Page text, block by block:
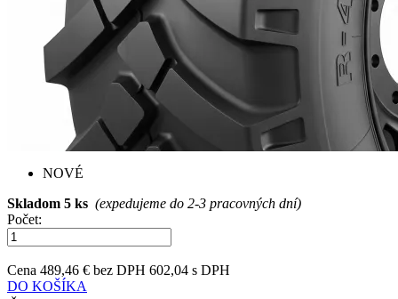
NOVÉ
Skladom 5 ks (expedujeme do 2-3 pracovných dní)
Počet:
Cena 489,46 € bez DPH 602,04 s DPH
DO KOŠÍKA